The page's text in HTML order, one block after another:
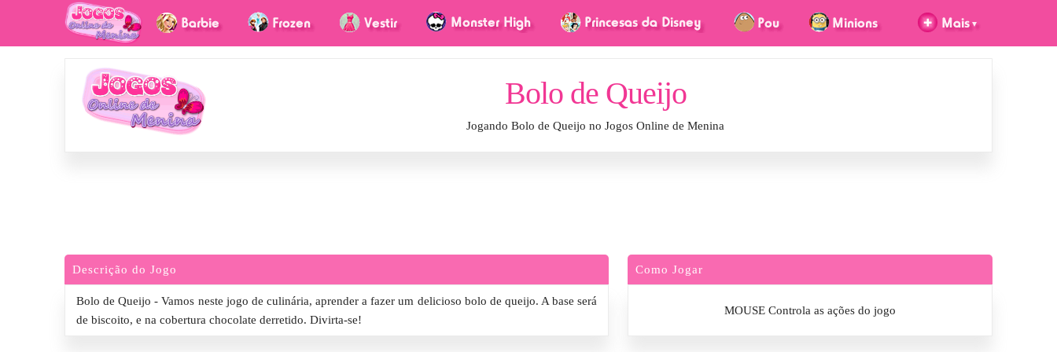
Bolo de Queijo
Jogando Bolo de Queijo no Jogos Online de Menina
Descrição do Jogo
Bolo de Queijo - Vamos neste jogo de culinária, aprender a fazer um delicioso bolo de queijo. A base será
de biscoito, e na cobertura chocolate derretido. Divirta-se!
Como Jogar
MOUSE Controla as ações do jogo